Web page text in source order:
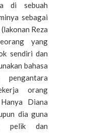
di sebuah
sebagai
Reza
yang
sendiri dan
bahasa
pengantara
orang
Diana
dia guna
pelik dan